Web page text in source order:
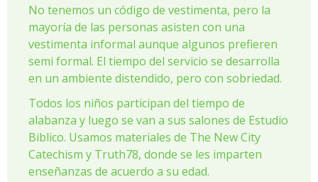
No tenemos un código de vestimenta, pero la
mayoría de las personas asisten con una
vestimenta informal aunque algunos prefieren
semi formal. El tiempo del servicio se desarrolla
en un ambiente distendido, pero con sobriedad.
Todos los niños participan del tiempo de
alabanza y luego se van a sus salones de Estudio
Biblico. Usamos materiales de The New City
Catechism y Truth78, donde se les imparten
enseñanzas de acuerdo a su edad.